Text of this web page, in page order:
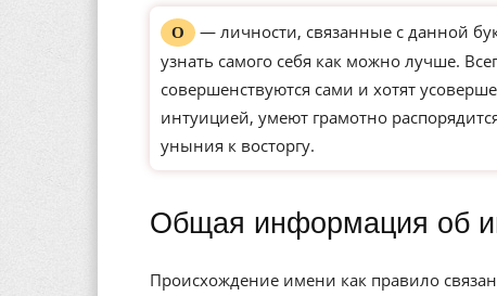
О
— личности, связанные с данной
узнать самого себя как можно лучше.
совершенствуются сами и хотят
интуицией, умеют грамотно
уныния к восторгу.
Общая информация об
Происхождение имени как правило